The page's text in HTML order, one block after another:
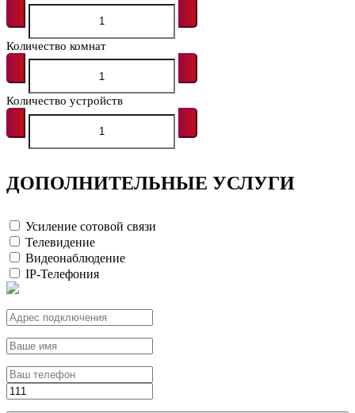
Количество комнат
Количество устройств
ДОПОЛНИТЕЛЬНЫЕ УСЛУГИ
Усиление сотовой связи
Телевидение
Видеонаблюдение
IP-Телефония